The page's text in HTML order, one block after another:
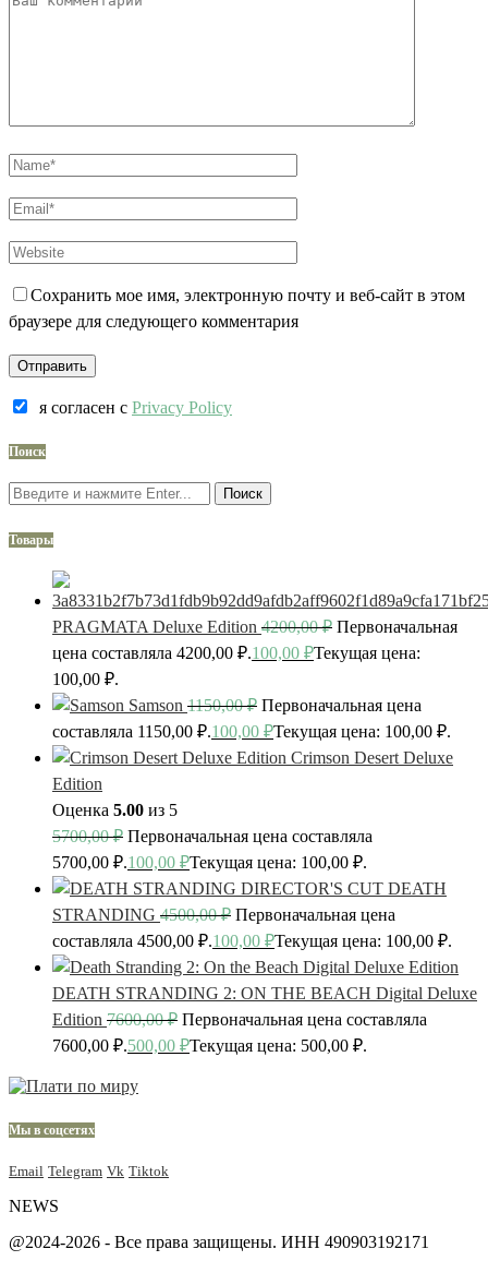
Сохранить мое имя, электронную почту и веб-сайт в этом
браузере для следующего комментария
я согласен c Privacy Policy
Поиск
Поиск
Товары
PRAGMATA Deluxe Edition 4200,00₽ Первоначальная
цена составляла 4200,00 ₽.100,00 ₽Текущая цена:
100,00 ₽.
Samson 1150,00₽ Первоначальная цена
составляла 1150,00 ₽.100,00 ₽Текущая цена: 100,00 ₽.
Crimson Desert Deluxe
Edition
Оценка 5.00 из 5
5700,00₽ Первоначальная цена составляла
5700,00 ₽.100,00 ₽Текущая цена: 100,00 ₽.
DEATH
STRANDING 4500,00₽ Первоначальная цена
составляла 4500,00 ₽.100,00 ₽Текущая цена: 100,00 ₽.
DEATH STRANDING 2: ON THE BEACH Digital Deluxe
Edition 7600,00₽ Первоначальная цена составляла
7600,00 ₽.500,00 ₽Текущая цена: 500,00 ₽.
Мы в соцсетях
Email Telegram Vk Tiktok
NEWS
@2024-2026 - Все права защищены. ИНН 490903192171